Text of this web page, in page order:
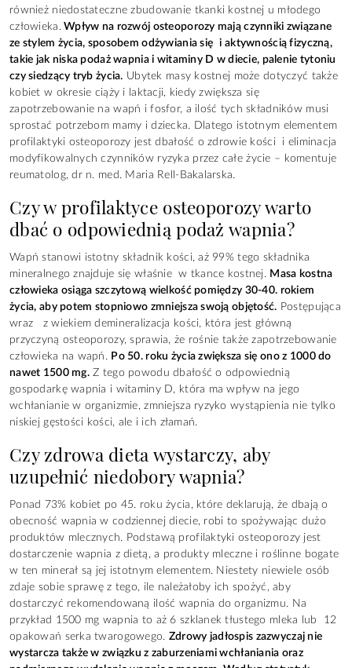
również niedostateczne zbudowanie tkanki kostnej u młodego
człowieka. Wpływ na rozwój osteoporozy mają czynniki związane
ze stylem życia, sposobem odżywiania się i aktywnością fizyczną,
takie jak niska podaż wapnia i witaminy D w diecie, palenie tytoniu
czy siedzący tryb życia. Ubytek masy kostnej może dotyczyć także
kobiet w okresie ciąży i laktacji, kiedy zwiększa się
zapotrzebowanie na wapń i fosfor, a ilość tych składników musi
sprostać potrzebom mamy i dziecka. Dlatego istotnym elementem
profilaktyki osteoporozy jest dbałość o zdrowie kości i eliminacja
modyfikowalnych czynników ryzyka przez całe życie – komentuje
reumatolog, dr n. med. Maria Rell-Bakalarska.
Czy w profilaktyce osteoporozy warto
dbać o odpowiednią podaż wapnia?
Wapń stanowi istotny składnik kości, aż 99% tego składnika
mineralnego znajduje się właśnie w tkance kostnej. Masa kostna
człowieka osiąga szczytową wielkość pomiędzy 30-40. rokiem
życia, aby potem stopniowo zmniejsza swoją objętość. Postępująca
wraz z wiekiem demineralizacja kości, która jest główną
przyczyną osteoporozy, sprawia, że rośnie także zapotrzebowanie
człowieka na wapń. Po 50. roku życia zwiększa się ono z 1000 do
nawet 1500 mg.Z tego powodu dbałość o odpowiednią
gospodarkę wapnia i witaminy D, która ma wpływ na jego
wchłanianie w organizmie, zmniejsza ryzyko wystąpienia nie tylko
niskiej gęstości kości, ale i ich złamań.
Czy zdrowa dieta wystarczy, aby
uzupełnić niedobory wapnia?
Ponad 73% kobiet po 45. roku życia, które deklarują, że dbają o
obecność wapnia w codziennej diecie, robi to spożywając dużo
produktów mlecznych. Podstawą profilaktyki osteoporozy jest
dostarczenie wapnia z dietą, a produkty mleczne i roślinne bogate
w ten minerał są jej istotnym elementem. Niestety niewiele osób
zdaje sobie sprawę z tego, ile należałoby ich spożyć, aby
dostarczyć rekomendowaną ilość wapnia do organizmu. Na
przykład 1500 mg wapnia to aż 6 szklanek tłustego mleka lub 12
opakowań serka twarogowego. Zdrowy jadłospis zazwyczaj nie
wystarcza także w związku z zaburzeniami wchłaniania oraz